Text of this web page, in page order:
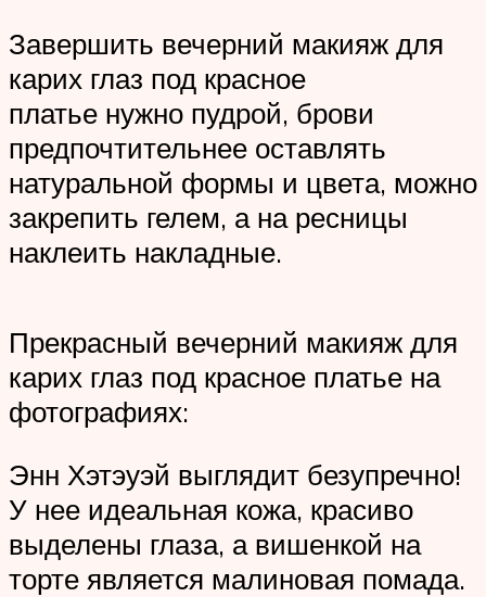
Завершить вечерний макияж для
карих глаз под красное
платье нужно пудрой, брови
предпочтительнее оставлять
натуральной формы и цвета, можно
закрепить гелем, а на ресницы
наклеить накладные.
Прекрасный вечерний макияж для
карих глаз под красное платье на
фотографиях:
Энн Хэтэуэй выглядит безупречно!
У нее идеальная кожа, красиво
выделены глаза, а вишенкой на
торте является малиновая помада.